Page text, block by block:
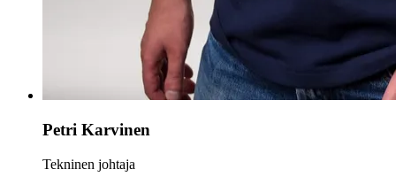
Petri Karvinen
Tekninen johtaja